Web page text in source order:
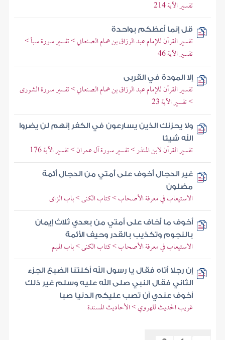
تفسير الآية 214
قل إنما أعظكم بواحدة
تفسير القرآن للإمام عبد الرزاق بن همام الصنعاني > تفسير سورة سبأ >
تفسير الآية 46
إلا المودة في القربى
تفسير القرآن للإمام عبد الرزاق بن همام الصنعاني > تفسير سورة الشورى
> تفسير الآية 23
ولا يحزنك الذين يسارعون في الكفر إنهم لن يضروا
الله شيئا
تفسير القرآن لابن المنذر > تفسير سورة آل عمران > تفسير الآية 176
غير الدجال أخوف على أمتي من الدجال أئمة
مضلون
الاستيعاب في معرفة الأصحاب > كتاب الكنى > باب الزاى
أخوف ما أخاف على أمتي من بعدي ثلاث إيمان
بالنجوم وتكذيب بالقدر وحيف الأئمة
الاستيعاب في معرفة الأصحاب > كتاب الكنى > باب الميم
إن رجلا أتاه فقال يا رسول الله أكلتنا الضبع الجزء
الثاني فقال النبي صلى الله عليه وسلم غير ذلك
أخوف عندي أن تصب عليكم الدنيا صبا
غريب الحديث للهروي > الأحاديث المسندة